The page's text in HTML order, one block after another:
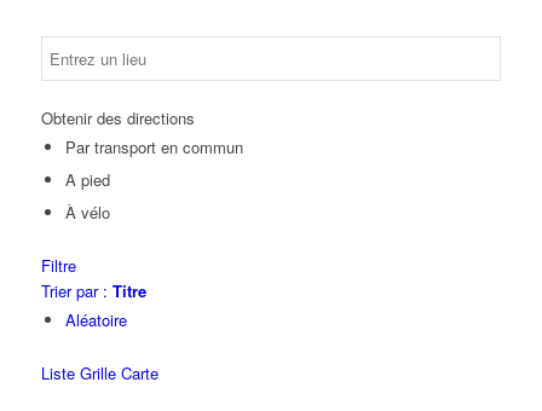
Obtenir des directions
Par transport en commun
A pied
À vélo
Filtre
Trier par : Titre
Aléatoire
Liste Grille Carte